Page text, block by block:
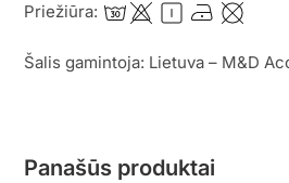
Priežiūra:
Šalis gamintoja: Lietuva – M&D
Panašūs produktai